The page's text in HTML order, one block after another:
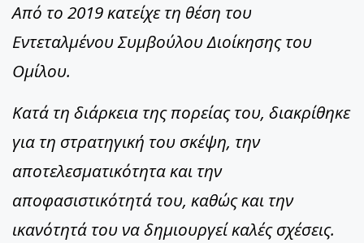
Από το 2019 κατείχε τη θέση του
Εντεταλμένου Συμβούλου Διοίκησης του
Ομίλου.
Κατά τη διάρκεια της πορείας του, διακρίθηκε
για τη στρατηγική του σκέψη, την
αποτελεσματικότητα και την
αποφασιστικότητά του, καθώς και την
ικανότητά του να δημιουργεί καλές σχέσεις.